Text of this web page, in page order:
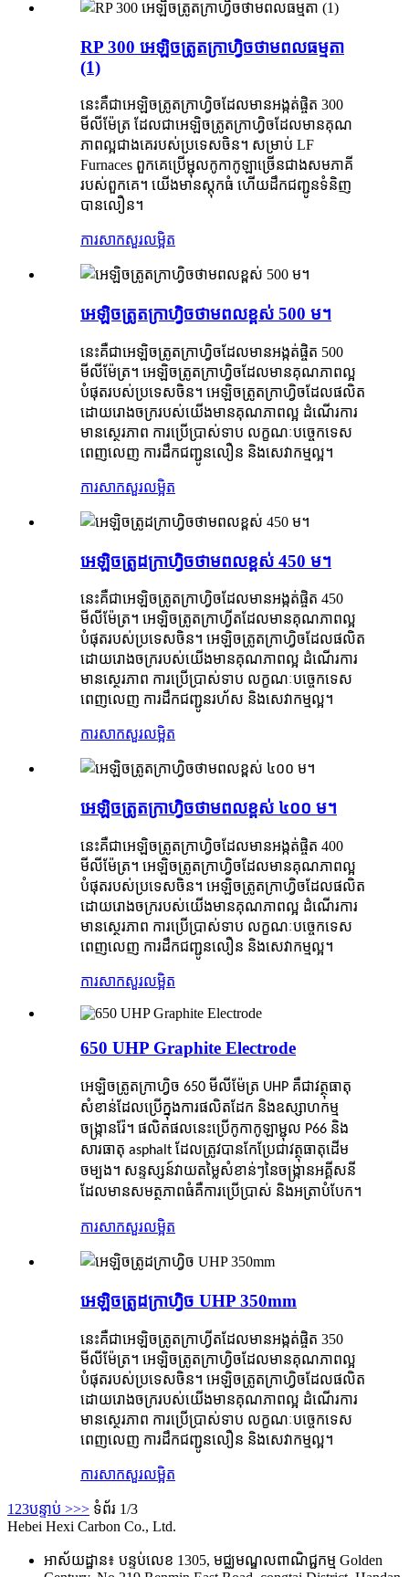
RP 300 អេឡិចត្រូតក្រាហ្វិចថាមពលធម្មតា
(1)
នេះគឺជាអេឡិចត្រូតក្រាហ្វិចដែលមានអង្កត់ផ្ចិត 300
មីលីម៉ែត្រ ដែលជាអេឡិចត្រូតក្រាហ្វិចដែលមានគុណ
ភាពល្អជាងគេរបស់ប្រទេសចិន។ សម្រាប់ LF
Furnaces ពួកគេប្រើម្ជុលកូកាកូឡាច្រើនជាងសមភាគី
របស់ពួកគេ។ យើងមានស្តុកធំ ហើយដឹកជញ្ជូនទំនិញ
បានលឿន។
ការសាកសួរលម្អិត
អេឡិចត្រូតក្រាហ្វិចថាមពលខ្ពស់ 500 ម។
នេះគឺជាអេឡិចត្រូតក្រាហ្វិចដែលមានអង្កត់ផ្ចិត 500
មីលីម៉ែត្រ។ អេឡិចត្រូតក្រាហ្វិចដែលមានគុណភាពល្អ
បំផុតរបស់ប្រទេសចិន។ អេឡិចត្រូតក្រាហ្វិចដែលផលិត
ដោយរោងចក្ររបស់យើងមានគុណភាពល្អ ដំណើរការ
មានស្ថេរភាព ការប្រើប្រាស់ទាប លក្ខណៈបច្ចេកទេស
ពេញលេញ ការដឹកជញ្ជូនលឿន និងសេវាកម្មល្អ។
ការសាកសួរលម្អិត
អេឡិចត្រូដក្រាហ្វិចថាមពលខ្ពស់ 450 ម។
នេះគឺជាអេឡិចត្រូតក្រាហ្វិចដែលមានអង្កត់ផ្ចិត 450
មីលីម៉ែត្រ។ អេឡិចត្រូតក្រាហ្វីតដែលមានគុណភាពល្អ
បំផុតរបស់ប្រទេសចិន។ អេឡិចត្រូតក្រាហ្វិចដែលផលិត
ដោយរោងចក្ររបស់យើងមានគុណភាពល្អ ដំណើរការ
មានស្ថេរភាព ការប្រើប្រាស់ទាប លក្ខណៈបច្ចេកទេស
ពេញលេញ ការដឹកជញ្ជូនរហ័ស និងសេវាកម្មល្អ។
ការសាកសួរលម្អិត
អេឡិចត្រូតក្រាហ្វិចថាមពលខ្ពស់ ៤០០ ម។
នេះគឺជាអេឡិចត្រូតក្រាហ្វិចដែលមានអង្កត់ផ្ចិត 400
មីលីម៉ែត្រ។ អេឡិចត្រូតក្រាហ្វិចដែលមានគុណភាពល្អ
បំផុតរបស់ប្រទេសចិន។ អេឡិចត្រូតក្រាហ្វិចដែលផលិត
ដោយរោងចក្ររបស់យើងមានគុណភាពល្អ ដំណើរការ
មានស្ថេរភាព ការប្រើប្រាស់ទាប លក្ខណៈបច្ចេកទេស
ពេញលេញ ការដឹកជញ្ជូនលឿន និងសេវាកម្មល្អ។
ការសាកសួរលម្អិត
650 UHP Graphite Electrode
អេឡិចត្រូតក្រាហ្វិច 650 មីលីម៉ែត្រ UHP គឺជាវត្ថុធាតុ
សំខាន់ដែលប្រើក្នុងការផលិតដែក និងឧស្សាហកម្ម
ចង្ក្រានរ៉ែ។ ផលិតផលនេះប្រើកូកាកូឡាម្ជុល P66 និង
សារធាតុ asphalt ដែលត្រូវបានកែប្រែជាវត្ថុធាតុដើម
ចម្បង។ សន្ទស្សន៍វាយតម្លៃសំខាន់ៗនៃចង្រ្កានអគ្គីសនី
ដែលមានសមត្ថភាពធំគឺការប្រើប្រាស់ និងអត្រាបំបែក។
ការសាកសួរលម្អិត
អេឡិចត្រូដក្រាហ្វិច UHP 350mm
នេះគឺជាអេឡិចត្រូតក្រាហ្វីតដែលមានអង្កត់ផ្ចិត 350
មីលីម៉ែត្រ។ អេឡិចត្រូតក្រាហ្វិចដែលមានគុណភាពល្អ
បំផុតរបស់ប្រទេសចិន។ អេឡិចត្រូតក្រាហ្វិចដែលផលិត
ដោយរោងចក្ររបស់យើងមានគុណភាពល្អ ដំណើរការ
មានស្ថេរភាព ការប្រើប្រាស់ទាប លក្ខណៈបច្ចេកទេស
ពេញលេញ ការដឹកជញ្ជូនលឿន និងសេវាកម្មល្អ។
ការសាកសួរលម្អិត
1 23បន្ទាប់ >>> ទំព័រ 1/3
Hebei Hexi Carbon Co., Ltd.
អាស័យដ្ឋាន៖ បន្ទប់លេខ 1305, មជ្ឈមណ្ឌលពាណិជ្ជកម្ម Golden